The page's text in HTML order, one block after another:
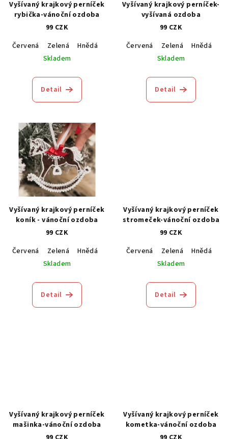
Vyšívaný krajkový perníček
rybička-vánoční ozdoba
99 CZK
Červená
Zelená Hnědá
Modrá
Skladem
Detail
Vyšívaný krajkový perníček-
vyšívaná ozdoba
99 CZK
Červená
Zelená Hnědá
Skladem
Detail
Vyšívaný krajkový perníček
koník - vánoční ozdoba
99 CZK
Červená
Zelená Hnědá
Modrá
Skladem
Detail
Vyšívaný krajkový perníček
stromeček-vánoční ozdoba
99 CZK
Červená
Zelená Hnědá
Skladem
Detail
Vyšívaný krajkový perníček
mašinka-vánoční ozdoba
Vyšívaný krajkový perníček
kometka-vánoční ozdoba